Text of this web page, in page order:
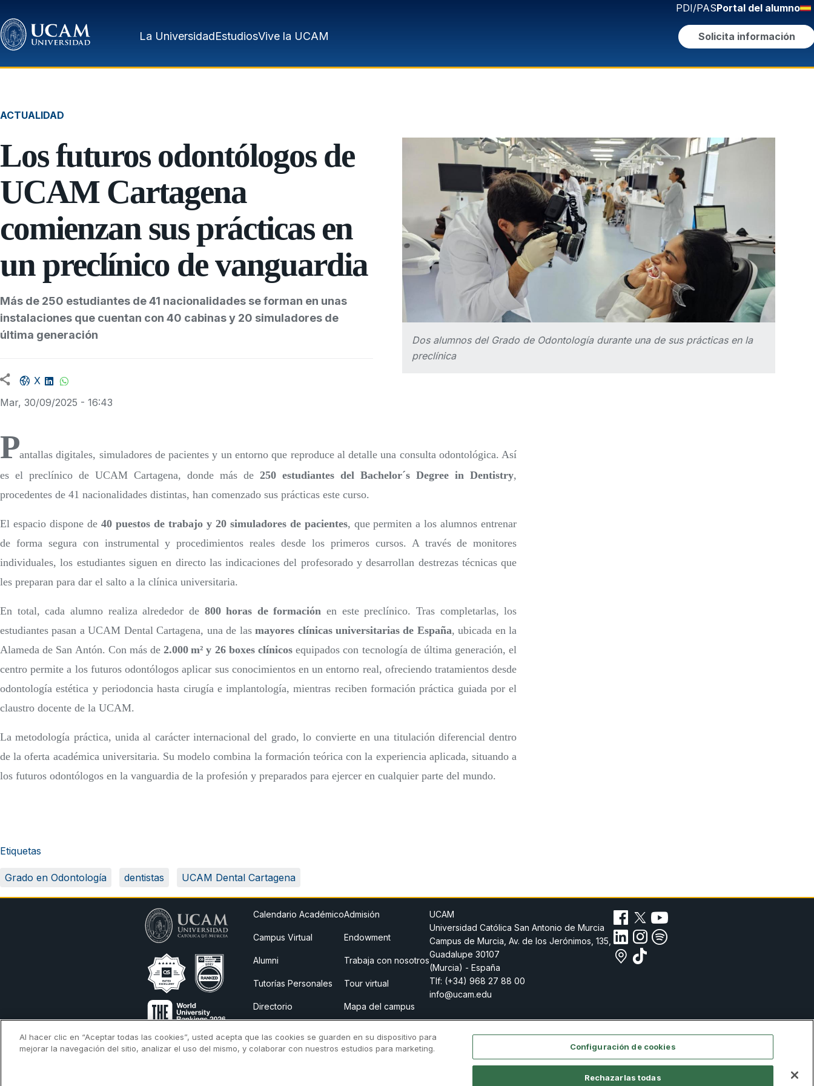
PDI/PASPortal del alumno
La UniversidadEstudiosVive la UCAM Solicita información
ACTUALIDAD
Los futuros odontólogos de
UCAM Cartagena
comienzan sus prácticas en
un preclínico de vanguardia
Más de 250 estudiantes de 41 nacionalidades se forman en unas
instalaciones que cuentan con 40 cabinas y 20 simuladores de
última generación
Dos alumnos del Grado de Odontología durante una de sus prácticas en la
preclínica
Facebook share
X LinkedIn
Mar, 30/09/2025 - 16:43
Pantallas digitales, simuladores de pacientes y un entorno que reproduce al detalle una consulta odontológica. Así
es el preclínico de UCAM Cartagena, donde más de250 estudiantes del Bachelor´s Degree in Dentistry,
procedentes de 41 nacionalidades distintas, han comenzado sus prácticas este curso.
El espacio dispone de 40 puestos de trabajo y 20 simuladores de pacientes, que permiten a los alumnos entrenar
de forma segura con instrumental y procedimientos reales desde los primeros cursos. A través de monitores
individuales, los estudiantes siguen en directo las indicaciones del profesorado y desarrollan destrezas técnicas que
les preparan para dar el salto a la clínica universitaria.
En total, cada alumno realiza alrededor de 800 horas de formación en este preclínico. Tras completarlas, los
estudiantes pasan a UCAM Dental Cartagena, una de lasmayores clínicas universitarias de España, ubicada en la
Alameda de San Antón. Con más de2.000 m² y 26 boxes clínicos equipados con tecnología de última generación, el
centro permite a los futuros odontólogos aplicar sus conocimientos en un entorno real, ofreciendo tratamientos desde
odontología estética y periodoncia hasta cirugía e implantología, mientras reciben formación práctica guiada por el
claustro docente de la UCAM.
La metodología práctica, unida al carácter internacional del grado, lo convierte en una titulación diferencial dentro
de la oferta académica universitaria. Su modelo combina la formación teórica con la experiencia aplicada, situando a
los futuros odontólogos en la vanguardia de la profesión y preparados para ejercer en cualquier parte del mundo.
Etiquetas
Grado en Odontología dentistas UCAM Dental Cartagena
Calendario Académico
Campus Virtual
Alumni
Tutorías Personales
Directorio
Cita previa
Admisión
Endowment
Trabaja con nosotros
Tour virtual
Mapa del campus
Canal Ético
UCAM
Universidad Católica San Antonio de Murcia
Campus de Murcia, Av. de los Jerónimos, 135,
Guadalupe 30107
(Murcia) - España
Tlf: (+34) 968 27 88 00
info@ucam.edu
Al hacer clic en “Aceptar todas las cookies”, usted acepta que las cookies se guarden en su dispositivo para
mejorar la navegación del sitio, analizar el uso del mismo, y colaborar con nuestros estudios para marketing.
Configuración de cookies
Rechazarlas todas